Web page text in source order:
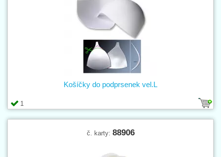
1
Košíčky do podprsenek vel.L
č. karty: 88906